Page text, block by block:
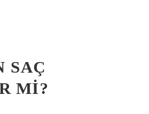
SAÇ
MI?